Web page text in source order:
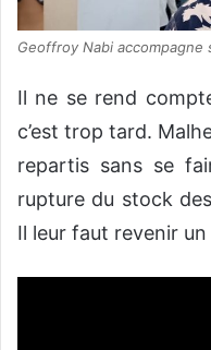
Geoffroy Nabi
Il ne se rend
c’est trop tard.
repartis sans se
rupture du stock
Il leur faut revenir